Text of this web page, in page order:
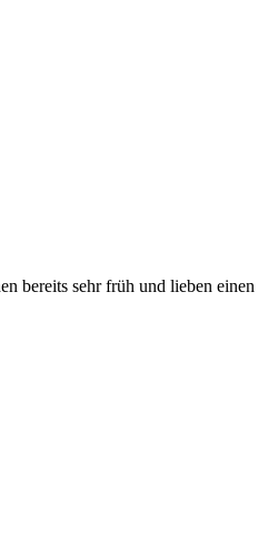
bereits sehr früh und lieben einen